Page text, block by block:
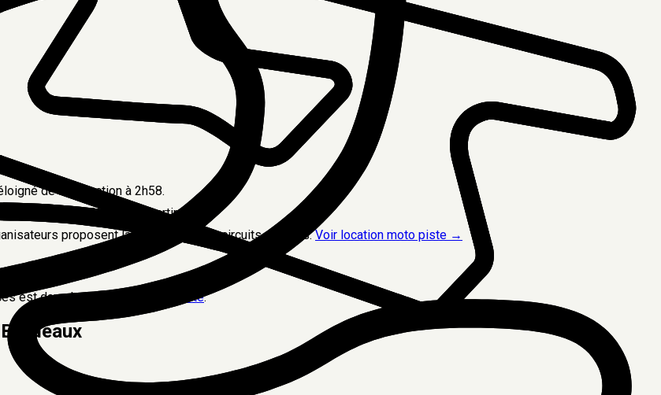
de la sélection à 2h58.
la veille (60–120 €) pour partir frais.
proposent la location sur les circuits proches. Voir location moto piste →
est dans le guide débuter la piste.